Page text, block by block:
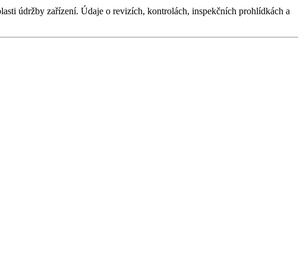
údržby zařízení. Údaje o revizích, kontrolách, inspekčních prohlídkách a